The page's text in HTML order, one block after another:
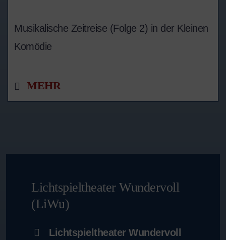
Musikalische Zeitreise (Folge 2) in der Kleinen
Komödie
MEHR
Lichtspieltheater Wundervoll
(LiWu)
Lichtspieltheater Wundervoll